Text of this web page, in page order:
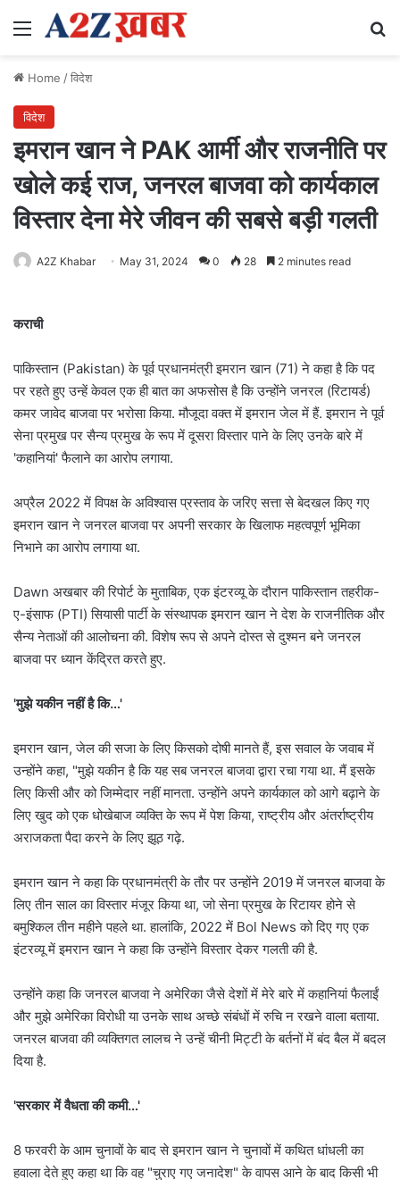
Menu
Home /विदेश
विदेश
इमरान खान ने PAK आर्मी और राजनीति पर
खोले कई राज, जनरल बाजवा को कार्यकाल
विस्तार देना मेरे जीवन की सबसे बड़ी गलती
A2Z Khabar May 31, 2024 0 28 2 minutes read
कराची
पाकिस्तान (Pakistan) के पूर्व प्रधानमंत्री इमरान खान (71) ने कहा है कि पद
पर रहते हुए उन्हें केवल एक ही बात का अफसोस है कि उन्होंने जनरल (रिटायर्ड)
कमर जावेद बाजवा पर भरोसा किया. मौजूदा वक्त में इमरान जेल में हैं. इमरान ने पूर्व
सेना प्रमुख पर सैन्य प्रमुख के रूप में दूसरा विस्तार पाने के लिए उनके बारे में
'कहानियां' फैलाने का आरोप लगाया.
अप्रैल 2022 में विपक्ष के अविश्वास प्रस्ताव के जरिए सत्ता से बेदखल किए गए
इमरान खान ने जनरल बाजवा पर अपनी सरकार के खिलाफ महत्वपूर्ण भूमिका
निभाने का आरोप लगाया था.
Dawn अखबार की रिपोर्ट के मुताबिक, एक इंटरव्यू के दौरान पाकिस्तान तहरीक-
ए-इंसाफ (PTI) सियासी पार्टी के संस्थापक इमरान खान ने देश के राजनीतिक और
सैन्य नेताओं की आलोचना की. विशेष रूप से अपने दोस्त से दुश्मन बने जनरल
बाजवा पर ध्यान केंद्रित करते हुए.
'मुझे यकीन नहीं है कि…'
इमरान खान, जेल की सजा के लिए किसको दोषी मानते हैं, इस सवाल के जवाब में
उन्होंने कहा, "मुझे यकीन है कि यह सब जनरल बाजवा द्वारा रचा गया था. मैं इसके
लिए किसी और को जिम्मेदार नहीं मानता. उन्होंने अपने कार्यकाल को आगे बढ़ाने के
लिए खुद को एक धोखेबाज व्यक्ति के रूप में पेश किया, राष्ट्रीय और अंतर्राष्ट्रीय
अराजकता पैदा करने के लिए झूठ गढ़े.
इमरान खान ने कहा कि प्रधानमंत्री के तौर पर उन्होंने 2019 में जनरल बाजवा के
लिए तीन साल का विस्तार मंजूर किया था, जो सेना प्रमुख के रिटायर होने से
बमुश्किल तीन महीने पहले था. हालांकि, 2022 में Bol News को दिए गए एक
इंटरव्यू में इमरान खान ने कहा कि उन्होंने विस्तार देकर गलती की है.
उन्होंने कहा कि जनरल बाजवा ने अमेरिका जैसे देशों में मेरे बारे में कहानियां फैलाईं
और मुझे अमेरिका विरोधी या उनके साथ अच्छे संबंधों में रुचि न रखने वाला बताया.
जनरल बाजवा की व्यक्तिगत लालच ने उन्हें चीनी मिट्टी के बर्तनों में बंद बैल में बदल
दिया है.
'सरकार में वैधता की कमी…'
8 फरवरी के आम चुनावों के बाद से इमरान खान ने चुनावों में कथित धांधली का
हवाला देते हुए कहा था कि वह "चुराए गए जनादेश" के वापस आने के बाद किसी भी